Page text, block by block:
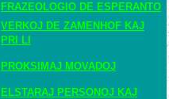
FRAZEOLOGIO DE ESPERANTO
VERKOJ DE ZAMENHOF KAJ
PRI LI
PROKSIMAJ MOVADOJ
ELSTARAJ PERSONOJ KAJ